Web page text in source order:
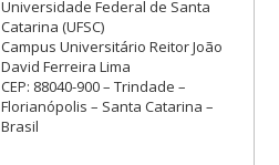
Universidade Federal de Santa
Catarina (UFSC)
Campus Universitário Reitor João
David Ferreira Lima
CEP: 88040-900 – Trindade –
Florianópolis – Santa Catarina –
Brasil